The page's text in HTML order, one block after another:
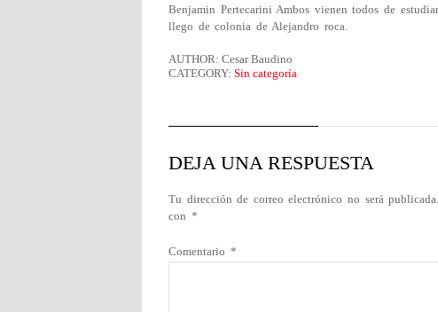
Benjamin Pertecarini Ambos vienen todos de
llego de colonia de Alejandro roca.
AUTHOR: Cesar Baudino
CATEGORY: Sin categoría
DEJA UNA RESPUESTA
Tu dirección de correo electrónico no será publicada.
con *
Comentario *